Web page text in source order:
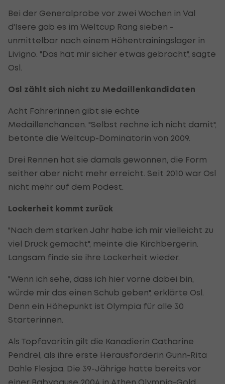
Bei der Generalprobe vor zwei Wochen in Val
d'Isere gab es im Weltcup Rang sieben -
unmittelbar nach einem Höhentrainingslager in
Livigno. "Das hat mir sicher etwas gebracht", sagte
Osl.
Osl zählt sich nicht zu Medaillenkandidaten
Acht Fahrerinnen gibt sie echte
Medaillenchancen. "Selbst rechne ich nicht damit",
betonte die Weltcup-Dominatorin von 2009.
Drei Rennen hat sie damals gewonnen, die Form
seither aber nicht mehr erreicht. Seit 2010 war Osl
nicht mehr auf dem Podest.
Lockerheit kommt zurück
"Nach dem starken Jahr habe ich mir vielleicht zu
viel Druck gemacht", meinte die Kirchbergerin.
Langsam finde sie ihre Lockerheit wieder.
"Wenn ich sehe, dass ich hier vorne dabei bin,
würde mir das einen Schub geben", erklärte Osl.
Denn ein Höhepunkt ist Olympia für alle 30
Starterinnen.
Als Topfavoritin gilt die Kanadierin Catharine
Pendrel, als ihre erste Herausforderin Gunn-Rita
Dahle Flesjaa. Die 39-Jährige hatte bereits vor
einer Babypause 2004 in Athen Olympia-Gold